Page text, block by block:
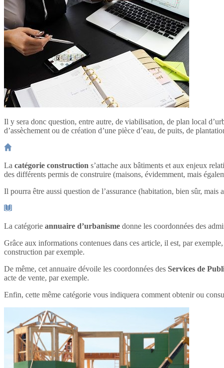
Il y sera donc question, entre autre, de viabilisation, de plan local
d’assèchement ou de création d’une pièce d’eau, de puits, de
La catégorie construction s’attache aux bâtiments et aux enjeux
des différents permis de construire (maisons, évidemment, mais
Il pourra être aussi question de l’assurance (habitation, bien sûr,
La catégorie annuaire d’urbanisme donne les coordonnées des
Grâce aux informations contenues dans ces article, il est, par
construction par exemple.
De même, cet annuaire dévoile les coordonnées des Services de
acte de vente, par exemple.
Enfin, cette même catégorie vous indiquera comment obtenir ou